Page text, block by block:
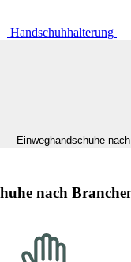
Handschuhhalterung
Einweghandschuhe
nach